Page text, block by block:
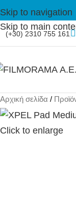
Skip to navigation
Skip to main
(+30) 2310 755 161
Αρχική σελίδα
Click to enlarge